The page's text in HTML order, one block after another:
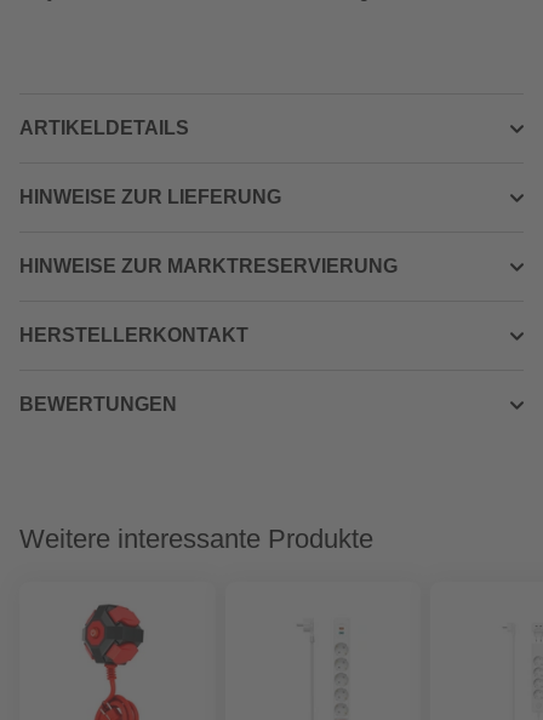
ARTIKELDETAILS
HINWEISE ZUR LIEFERUNG
HINWEISE ZUR MARKTRESERVIERUNG
HERSTELLERKONTAKT
BEWERTUNGEN
Weitere interessante Produkte